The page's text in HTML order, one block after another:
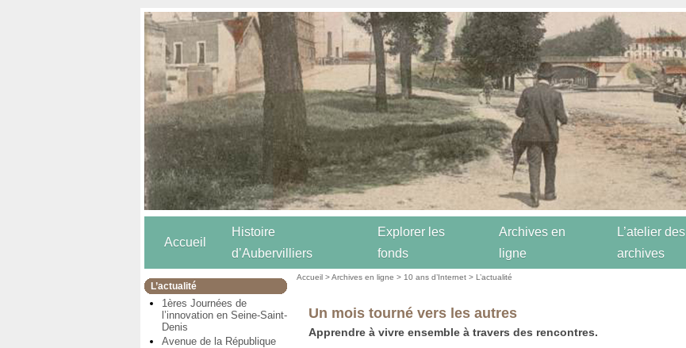
Accueil
Histoire
d’Aubervilliers
Explorer les
fonds
Archives en
ligne
L’atelier des
archives
L’actualité
1ères Journées de
l’innovation en Seine-Saint-
Denis
Avenue de la République
Accueil >Archives en ligne > 10 ans d’Internet >L’actualité
Un mois tourné vers les autres
Apprendre à vivre ensemble à travers des rencontres.